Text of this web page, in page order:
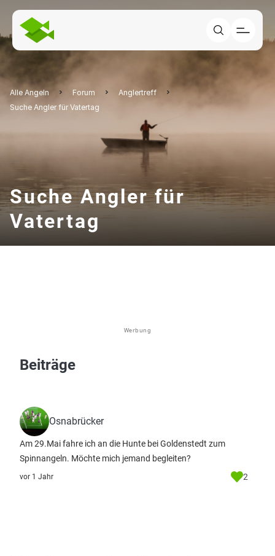
Alle Angeln Forum
Anglertreff
Suche Angler für Vatertag
Suche Angler für
Vatertag
Werbung
Beiträge
Osnabrücker
Am 29.Mai fahre ich an die Hunte bei Goldenstedt zum
Spinnangeln. Möchte mich jemand begleiten?
vor 1 Jahr 2